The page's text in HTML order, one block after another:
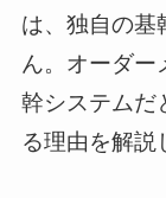
は、独自の基
ん。オーダー
幹システムだ
る理由を解説